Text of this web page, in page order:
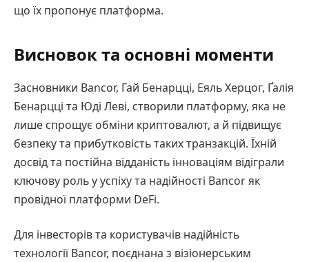
що їх пропонує платформа.
Висновок та основні моменти
Засновники Bancor, Гай Бенарцці, Еяль Херцог, Ґалія
Бенарцці та Юді Леві, створили платформу, яка не
лише спрощує обміни криптовалют, а й підвищує
безпеку та прибутковість таких транзакцій. Їхній
досвід та постійна відданість інноваціям відіграли
ключову роль у успіху та надійності Bancor як
провідної платформи DeFi.
Для інвесторів та користувачів надійність
технології Bancor, поєднана з візіонерським